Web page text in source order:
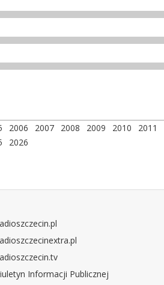
2006 2007 2008 2009 2010 2011
2026
Informacji Publicznej